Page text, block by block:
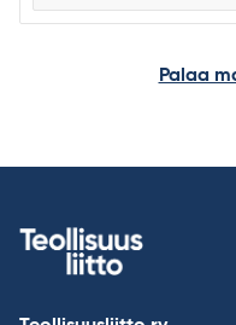
Palaa